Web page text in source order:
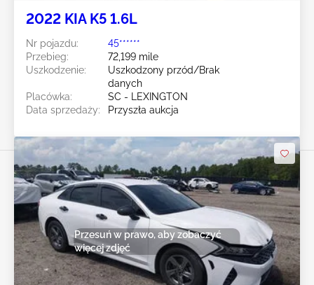
2022 KIA K5 1.6L
Nr pojazdu:
45******
Przebieg:
72,199 mile
Uszkodzenie:
Uszkodzony przód/Brak
danych
Placówka:
SC - LEXINGTON
Data sprzedaży:
Przyszła aukcja
Przesuń w prawo, aby zobaczyć
więcej zdjęć